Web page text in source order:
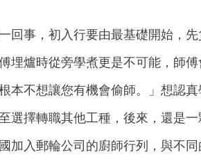
回事，初入行要由最基礎開始，
埋爐時從旁學煮更是不可能，師
本不想讓您有機會偷師。」想認
選擇轉職其他工種，後來，還是
加入郵輪公司的廚師行列，與不